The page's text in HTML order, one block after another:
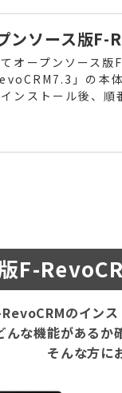
ンソース版F-
オープンソース
」の本
ンストール後、
F-
のイン
んな機能がある
そんな方に